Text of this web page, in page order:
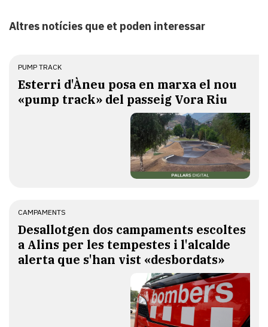
Altres notícies que et poden interessar
PUMP TRACK
Esterri d'Àneu posa en marxa el nou
«pump track» del passeig Vora Riu
CAMPAMENTS
​Desallotgen dos campaments escoltes
a Alins per les tempestes i l'alcalde
alerta que s'han vist «desbordats»